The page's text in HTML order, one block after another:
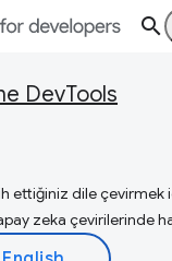
DevTools
ettiğiniz dile çevirmek
zeka çevirilerinde